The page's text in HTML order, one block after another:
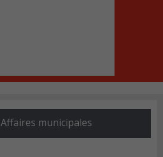
Affaires municipales